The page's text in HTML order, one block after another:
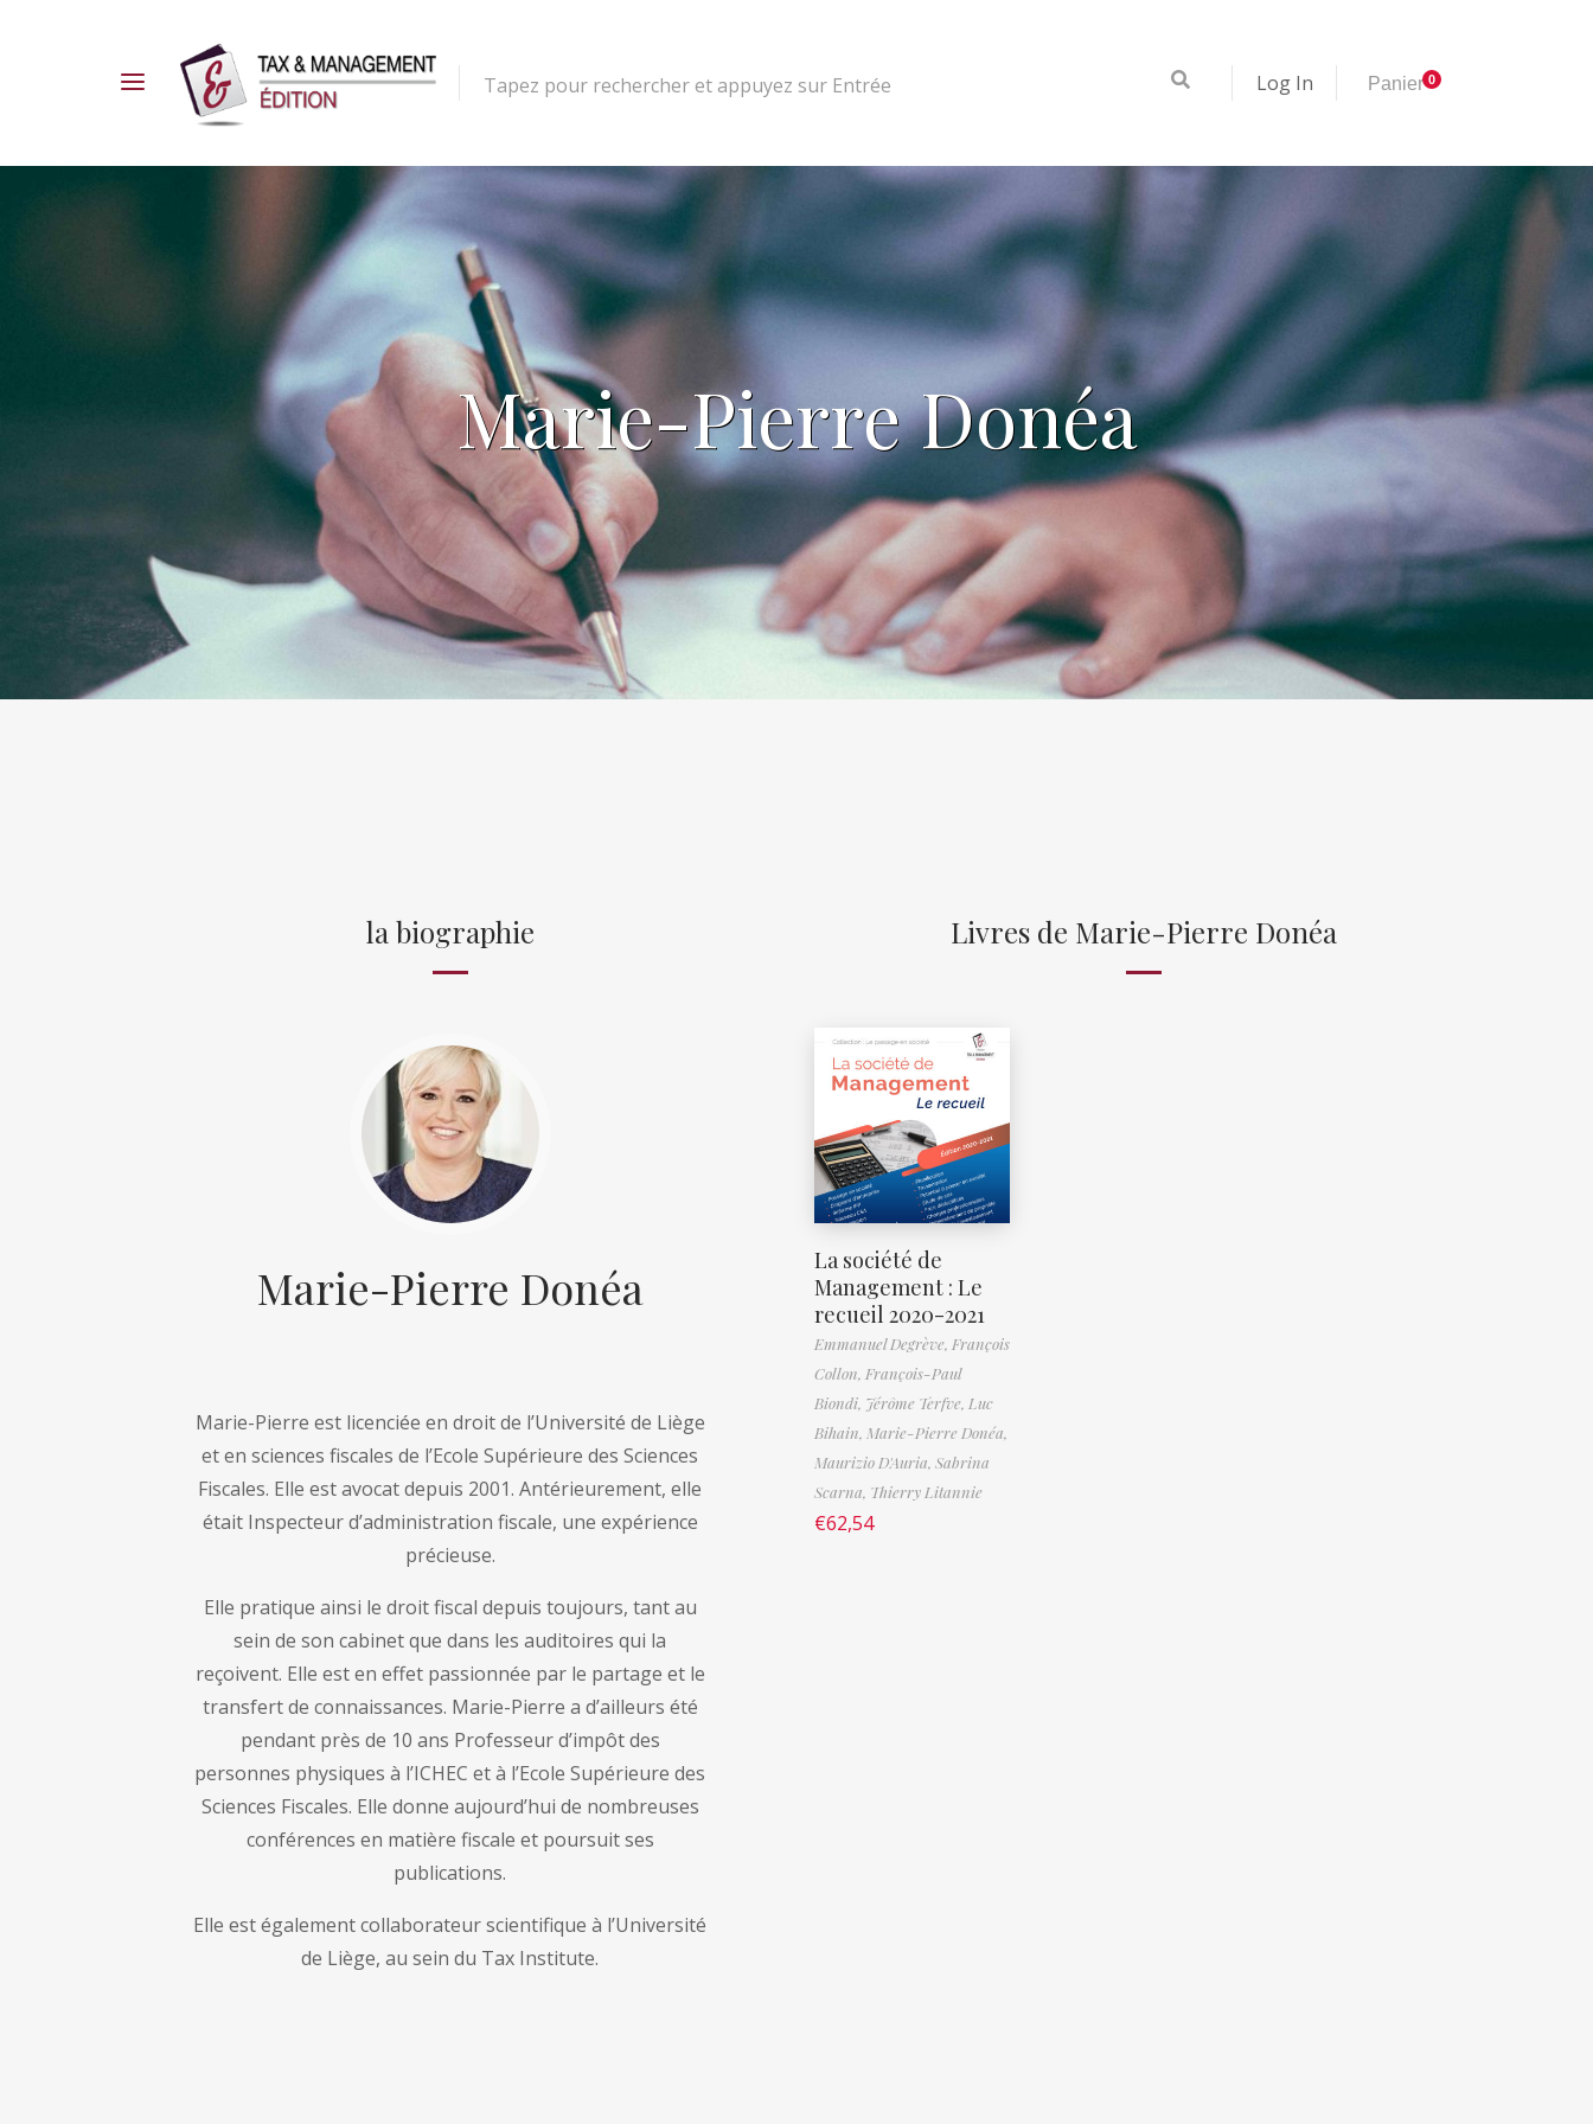
Tapez pour rechercher et appuyez sur Entrée Log In Panier0
Marie-Pierre Donéa
la biographie
Marie-Pierre Donéa
Marie-Pierre est licenciée en droit de l’Université de Liège
et en sciences fiscales de l’Ecole Supérieure des Sciences
Fiscales. Elle est avocat depuis 2001. Antérieurement, elle
était Inspecteur d’administration fiscale, une expérience
précieuse.
Elle pratique ainsi le droit fiscal depuis toujours, tant au
sein de son cabinet que dans les auditoires qui la
reçoivent. Elle est en effet passionnée par le partage et le
transfert de connaissances. Marie-Pierre a d’ailleurs été
pendant près de 10 ans Professeur d’impôt des
personnes physiques à l’ICHEC et à l’Ecole Supérieure des
Sciences Fiscales. Elle donne aujourd’hui de nombreuses
conférences en matière fiscale et poursuit ses
publications.
Elle est également collaborateur scientifique à l’Université
de Liège, au sein du Tax Institute.
Livres de Marie-Pierre Donéa
La société de
Management : Le
recueil 2020-2021
Emmanuel Degrève, François
Collon, François-Paul
Biondi, Jérôme Terfve, Luc
Bihain, Marie-Pierre Donéa,
Maurizio D'Auria, Sabrina
Scarna, Thierry Litannie
€62,54